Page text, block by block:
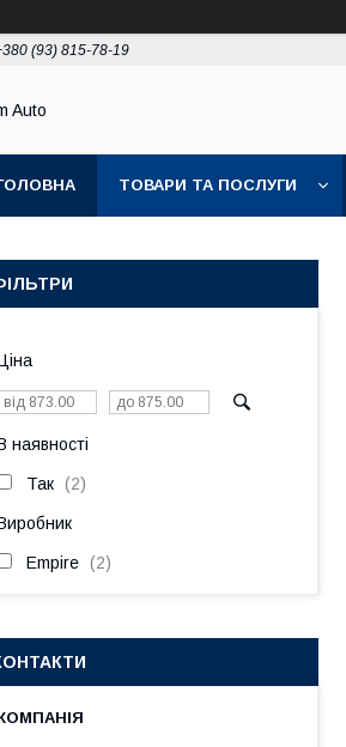
(93) 815-78-19
Auto
ТОВАРИ ТА ПОСЛУГИ
наявності
Так 2
Empire 2